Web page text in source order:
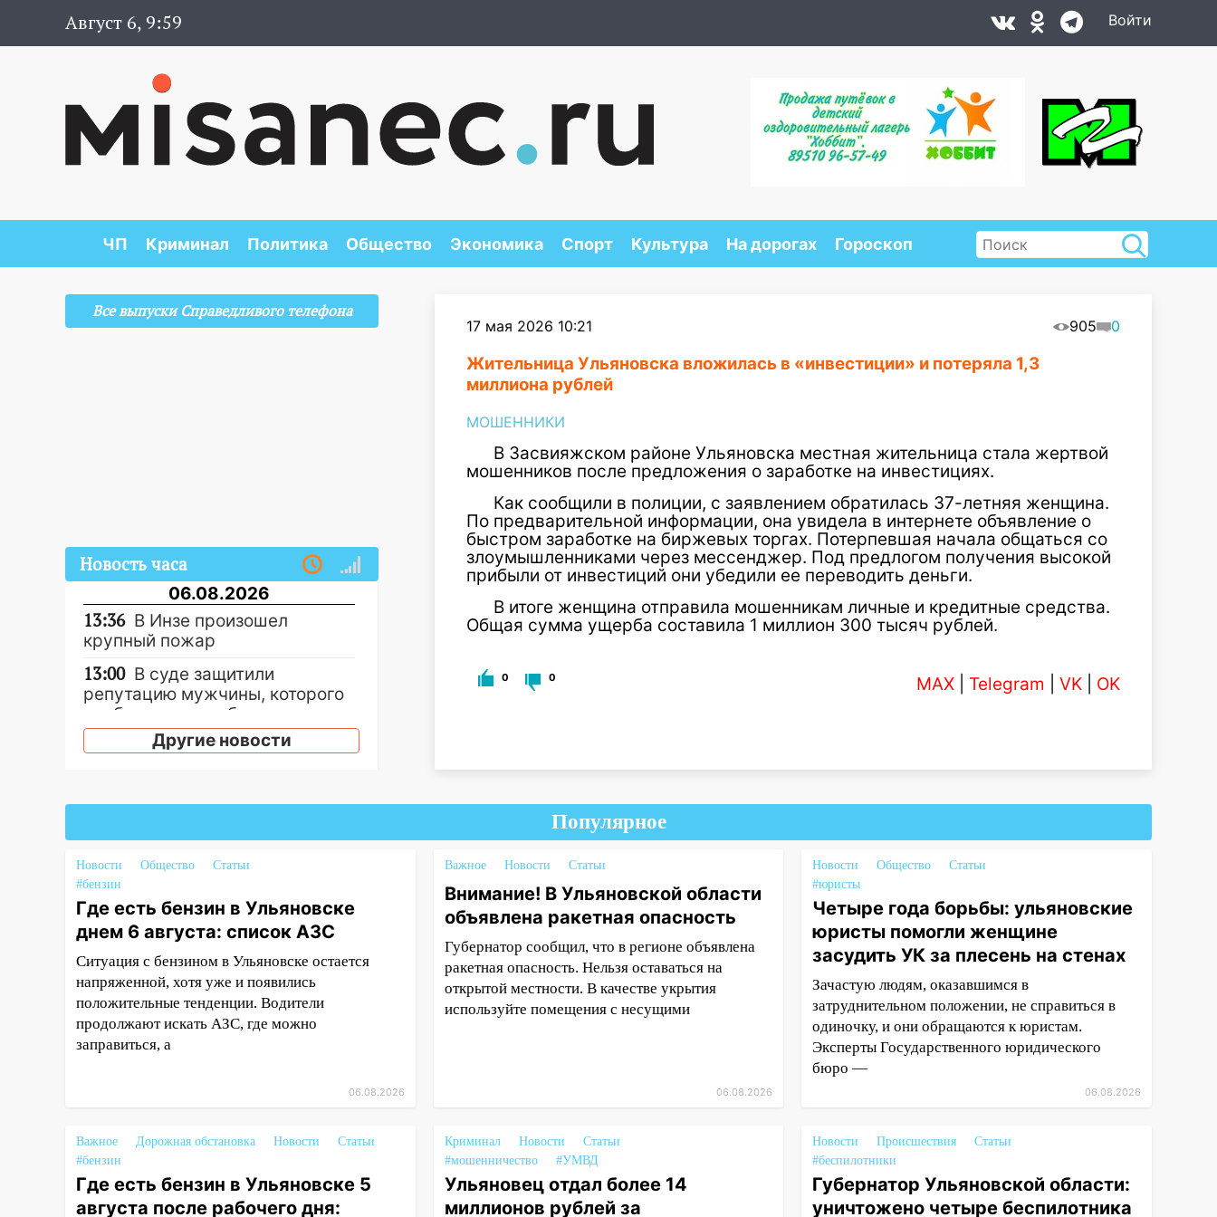
Август 6, 9:59 Войти
ЧП Криминал Политика Общество Экономика Спорт Культура На дорогах Гороскоп
17 мая 2026 10:21 905 0
Жительница Ульяновска вложилась в «инвестиции» и потеряла 1,3
миллиона рублей
МОШЕННИКИ
В Засвияжском районе Ульяновска местная жительница стала жертвой
мошенников после предложения о заработке на инвестициях.
Как сообщили в полиции, с заявлением обратилась 37-летняя женщина.
По предварительной информации, она увидела в интернете объявление о
быстром заработке на биржевых торгах. Потерпевшая начала общаться со
злоумышленниками через мессенджер. Под предлогом получения высокой
прибыли от инвестиций они убедили ее переводить деньги.
В итоге женщина отправила мошенникам личные и кредитные средства.
Общая сумма ущерба составила 1 миллион 300 тысяч рублей.
0 0 MAX Telegram VK OK
Все выпуски Справедливого телефона
Новость часа
06.08.2026
13:36 В Инзе произошел
крупный пожар
13:00 В суде защитили
репутацию мужчины, которого
необоснованно обвиняли в
жестоком обращении с
животными
в Ульяновской области
схему с чужими проездными
12:10
накопил 120 тысяч долга
11:49 Снят режим «Ракетная
опасность» на территории
Ульяновской области
11:30 Кабмин РФ разрешил до 1
июля 2027 года импорт, выпуск
и обращение бензина Евро 2,
10:27
Где есть бензин в
Ульяновске днем 6 августа:
список АЗС
Другие новости
Популярное
Новости Общество
Статьи
#бензин
Где есть бензин в Ульяновске
днем 6 августа: список АЗС
Ситуация с бензином в Ульяновске остается
напряженной, хотя уже и появились
положительные тенденции. Водители
продолжают искать АЗС, где можно
заправиться, а
06.08.2026
Важное Новости Статьи
Внимание! В Ульяновской области
объявлена ракетная опасность
Губернатор сообщил, что в регионе объявлена
ракетная опасность. Нельзя оставаться на
открытой местности. В качестве укрытия
используйте помещения с несущими
06.08.2026
Новости Общество
Статьи
#юристы
Четыре года борьбы: ульяновские
юристы помогли женщине
засудить УК за плесень на стенах
Зачастую людям, оказавшимся в
затруднительном положении, не справиться в
одиночку, и они обращаются к юристам.
Эксперты Государственного юридического
бюро —
06.08.2026
Важное Дорожная обстановка Новости
Статьи
#бензин
Где есть бензин в Ульяновске 5
августа после рабочего дня:
Криминал Новости
Статьи
#мошенничество
#УМВД
Ульяновец отдал более 14
миллионов рублей за
Новости Происшествия
Статьи
#беспилотники
Губернатор Ульяновской области:
уничтожено четыре беспилотника